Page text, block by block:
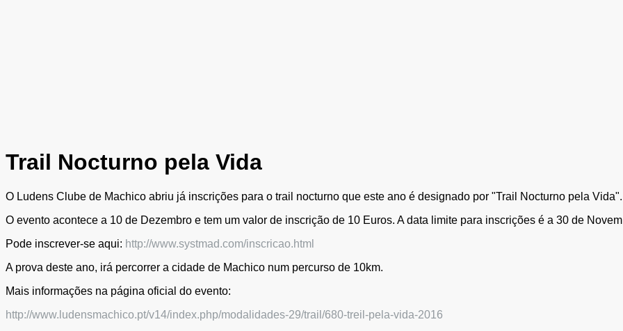
Trail Nocturno pela Vida
O Ludens Clube de Machico abriu já inscrições para o trail nocturno que este ano é designado por "Trail Nocturno pela Vida".
O evento acontece a 10 de Dezembro e tem um valor de inscrição de 10 Euros. A data limite para inscrições é a 30 de
Pode inscrever-se aqui: http://www.systmad.com/inscricao.html
A prova deste ano, irá percorrer a cidade de Machico num percurso de 10km.
Mais informações na página oficial do evento:
http://www.ludensmachico.pt/v14/index.php/modalidades-29/trail/680-treil-pela-vida-2016